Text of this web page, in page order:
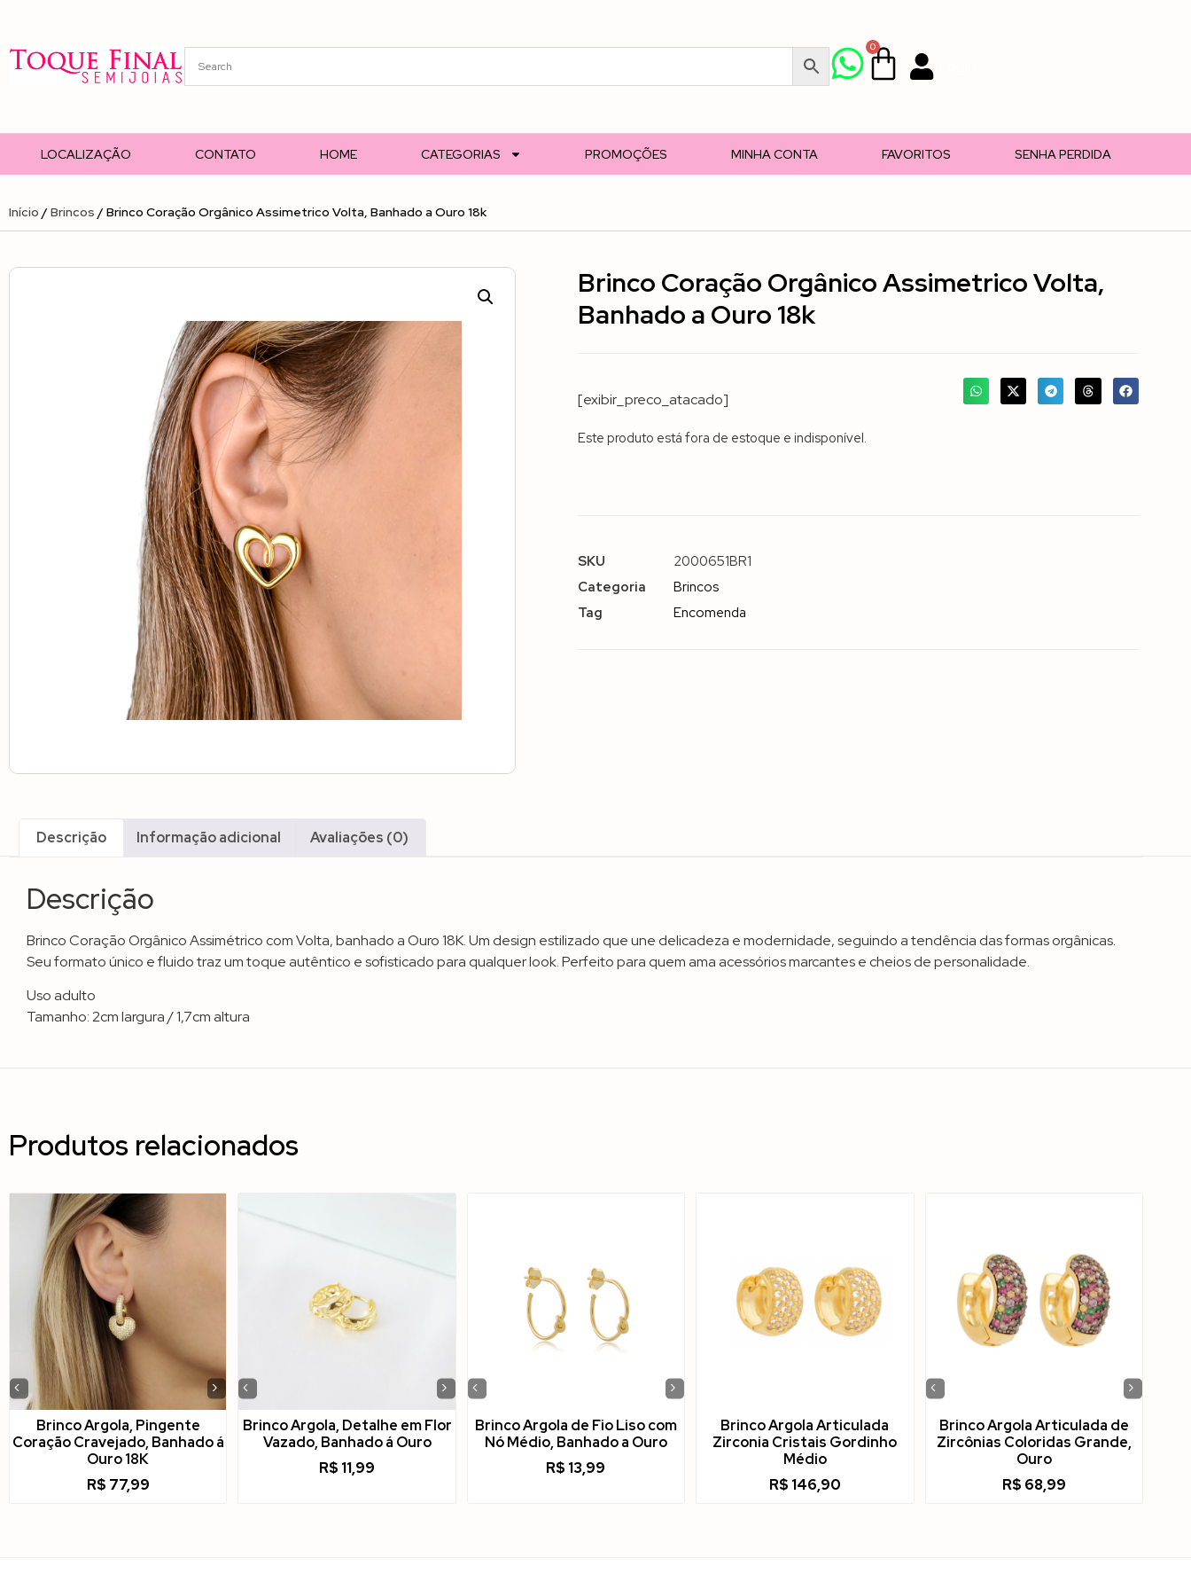
0
LOCALIZAÇÃO CONTATO HOME CATEGORIAS PROMOÇÕES MINHA CONTA FAVORITOS SENHA PERDIDA
Início /Brincos / Brinco Coração Orgânico Assimetrico Volta, Banhado a Ouro 18k
Brinco Coração Orgânico Assimetrico Volta,
Banhado a Ouro 18k
[exibir_preco_atacado]
Este produto está fora de estoque e indisponível.
SKU
2000651BR1
Categoria
Brincos
Tag
Encomenda
Descrição Informação adicional Avaliações (0)
Descrição
Brinco Coração Orgânico Assimétrico com Volta, banhado a Ouro 18K. Um design estilizado que une delicadeza e modernidade, seguindo a tendência das formas orgânicas.
Seu formato único e fluido traz um toque autêntico e sofisticado para qualquer look. Perfeito para quem ama acessórios marcantes e cheios de personalidade.
Uso adulto
Tamanho: 2cm largura / 1,7cm altura
Produtos relacionados
‹ ›
Brinco Argola, Pingente
Coração Cravejado, Banhado á
Ouro 18K
R$ 77,99
‹ ›
Brinco Argola, Detalhe em Flor
Vazado, Banhado á Ouro
R$ 11,99
‹ ›
Brinco Argola de Fio Liso com
Nó Médio, Banhado a Ouro
R$ 13,99
Brinco Argola Articulada
Zirconia Cristais Gordinho
Médio
R$ 146,90
‹ ›
Brinco Argola Articulada de
Zircônias Coloridas Grande,
Ouro
R$ 68,99